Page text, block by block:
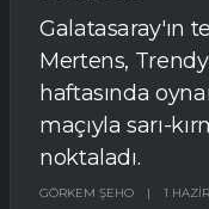
Galatasaray'ın
Mertens,
haftasında
maçıyla sarı-
noktaladı.
GÖRKEM ŞEHO | 1